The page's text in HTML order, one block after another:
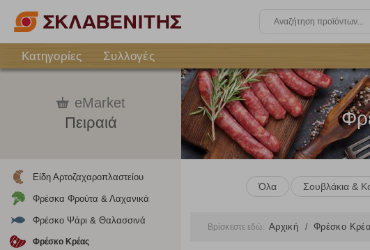
Κατηγορίες
Συλλογές
eMarket
Πειραιά
Είδη Αρτοζαχαροπλαστείου
Φρέσκα Φρούτα & Λαχανικά
Φρέσκο Ψάρι & Θαλασσινά
Φρέσκο Κρέας
Όλα Σουβλάκια &
Βρίσκεστε εδώ: Αρχική Φρέσκο